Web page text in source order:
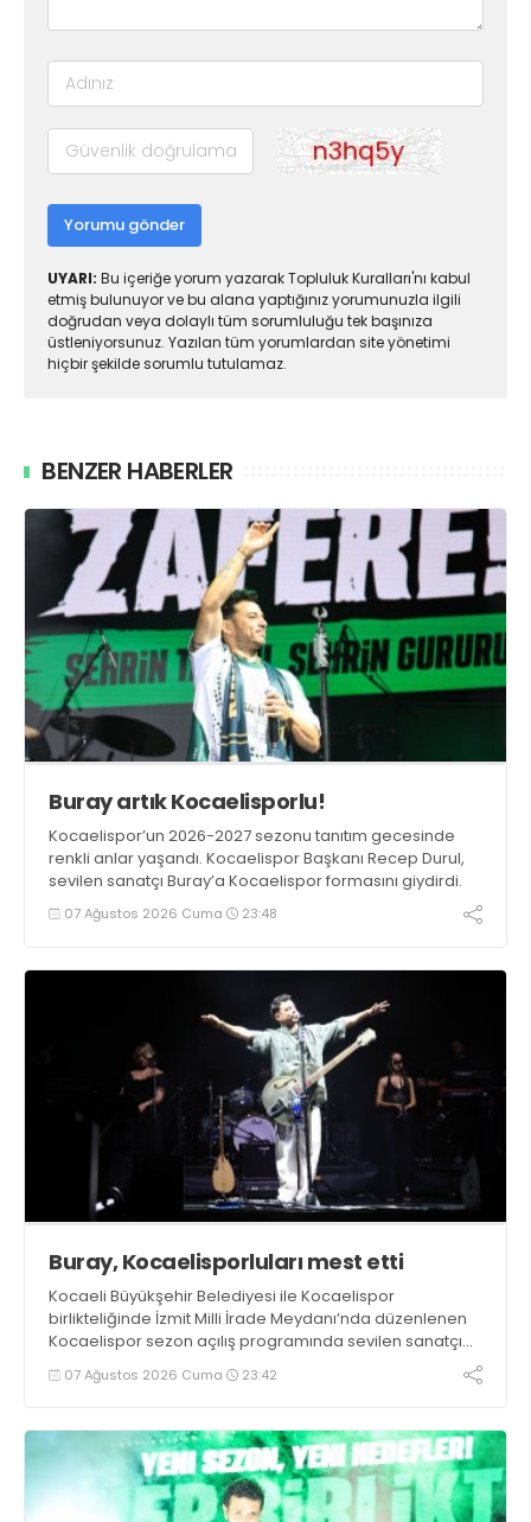
Yorumu gönder
UYARI: Bu içeriğe yorum yazarak Topluluk Kuralları'nı kabul
etmiş bulunuyor ve bu alana yaptığınız yorumunuzla ilgili
doğrudan veya dolaylı tüm sorumluluğu tek başınıza
üstleniyorsunuz. Yazılan tüm yorumlardan site yönetimi
hiçbir şekilde sorumlu tutulamaz.
BENZER HABERLER
Buray artık Kocaelisporlu!
Kocaelispor’un 2026-2027 sezonu tanıtım gecesinde
renkli anlar yaşandı. Kocaelispor Başkanı Recep Durul,
sevilen sanatçı Buray’a Kocaelispor formasını giydirdi.
07 Ağustos 2026 Cuma 23:48
Buray, Kocaelisporluları mest etti
Kocaeli Büyükşehir Belediyesi ile Kocaelispor
birlikteliğinde İzmit Milli İrade Meydanı’nda düzenlenen
Kocaelispor sezon açılış programında sevilen sanatçı
Buray, verdiği konserle meydanı inletti.
07 Ağustos 2026 Cuma 23:42